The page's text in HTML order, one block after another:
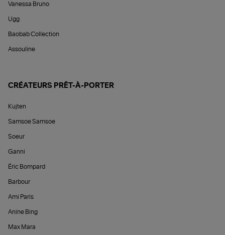
Vanessa Bruno
Ugg
Baobab Collection
Assouline
CRÉATEURS PRÊT-À-PORTER
Kujten
Samsoe Samsoe
Soeur
Ganni
Éric Bompard
Barbour
Ami Paris
Anine Bing
Max Mara